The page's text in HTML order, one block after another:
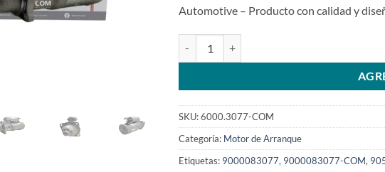
Automotive – Producto con calidad y
SKU:6000.3077-COM
Categoría: Motor de Arranque
Etiquetas: 9000083077, 9000083077-COM,